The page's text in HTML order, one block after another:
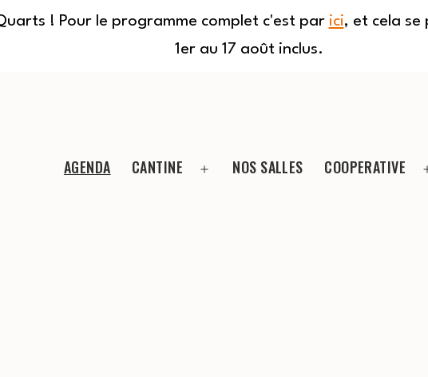
! Pour le programme complet c'est par ici, et cela se
1er au 17 août inclus.
AGENDA CANTINE NOS SALLES COOPERATIVE